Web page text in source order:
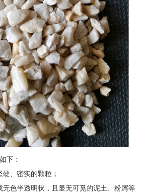
下：
硬、密实的颗粒；
无色半透明状，且显无可觅的泥土、粉屑等